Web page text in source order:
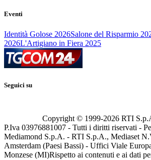
Eventi
Identità Golose 2026Salone del Risparmio
2026L'Artigiano in Fiera 2025
Seguici su
Copyright © 1999-2026 RTI
P.Iva 03976881007 - Tutti i diritti riservati -
Mediamond S.p.A. - RTI S.p.A., Mediaset
Amsterdam (Paesi Bassi) - Uffici Viale
Monzese (MI)Rispetto ai contenuti e ai dati